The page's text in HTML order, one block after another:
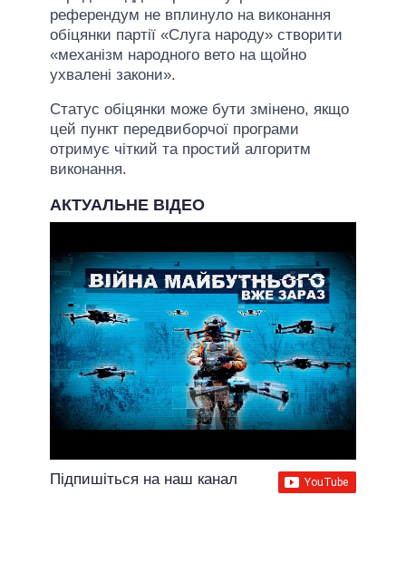
референдум не вплинуло на виконання
обіцянки партії «Слуга народу» створити
«механізм народного вето на щойно
ухвалені закони».
Статус обіцянки може бути змінено, якщо
цей пункт передвиборчої програми
отримує чіткий та простий алгоритм
виконання.
АКТУАЛЬНЕ ВІДЕО
Підпишіться на наш канал